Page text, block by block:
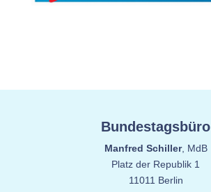
Bundestagsbüro
Manfred Schiller, MdB
Platz der Republik 1
11011 Berlin